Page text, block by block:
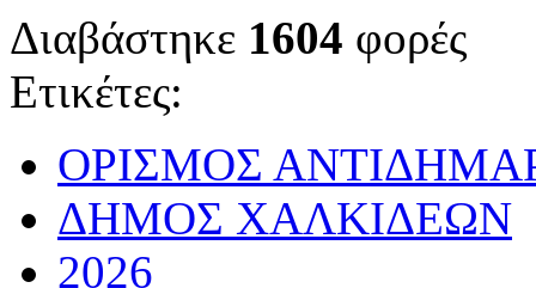
Διαβάστηκε 1604 φορές
Ετικέτες:
ΟΡΙΣΜΟΣ
ΔΗΜΟΣ ΧΑΛΚΙΔΕΩΝ
2026